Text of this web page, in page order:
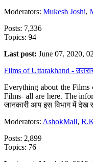
Moderators: Mukesh Joshi,
Posts: 7,336
Topics: 94
Last post: June 07, 2020,
Films of Uttarakhand -
Everything about the Films
Films- all are here. The
जानकारी आप इस विभाग में देख
Moderators: AshokMall,
Posts: 2,899
Topics: 76